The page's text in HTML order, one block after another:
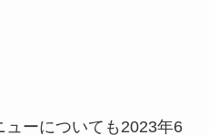
ーについても2023年6